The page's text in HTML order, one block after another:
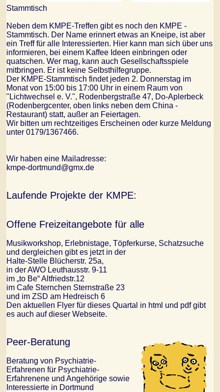
Stammtisch
Neben dem KMPE-Treffen gibt es noch den KMPE -
Stammtisch. Der Name erinnert etwas an Kneipe, ist aber
ein Treff für alle Interessierten. Hier kann man sich über uns
informieren, bei einem Kaffee Ideen einbringen oder
quatschen. Wer mag, kann auch Gesellschaftsspiele
mitbringen. Er ist keine Selbsthilfegruppe.
Der KMPE-Stammtisch findet jeden 2. Donnerstag im
Monat von 15:00 bis 17:00 Uhr in einem Raum von
"Lichtwechsel e. V.", Rodenbergstraße 47, Do-Aplerbeck
(Rodenbergcenter, oben links neben dem China -
Restaurant) statt, außer an Feiertagen.
Wir bitten um rechtzeitiges Erscheinen oder kurze Meldung
unter 0179/1367466.
Wir haben eine Mailadresse:
kmpe-dortmund@gmx.de
Laufende Projekte der KMPE:
Offene Freizeitangebote für alle
Musikworkshop, Erlebnistage, Töpferkurse, Schatzsuche
und dergleichen gibt es jetzt in der
Halte-Stelle Blücherstr. 25a,
in der AWO Leuthausstr. 9-11
im „to Be“ Altfriedstr.12
im Cafe Sternchen Sternstraße 23
und im ZSD am Hedreisch 6
Den aktuellen Flyer für dieses Quartal in html und pdf gibt
es auch auf dieser Webseite.
Peer-Beratung
Beratung von Psychiatrie-
Erfahrenen für Psychiatrie-
Erfahrenene und Angehörige sowie
Interessierte in Dortmund